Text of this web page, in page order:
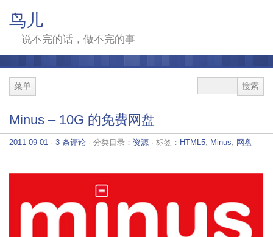
鸟儿
说不完的话，做不完的事
菜单
Minus – 10G 的免费网盘
2011-09-01 · 3 条评论 · 分类目录： 资源 · 标签： HTML5 Minus 网盘